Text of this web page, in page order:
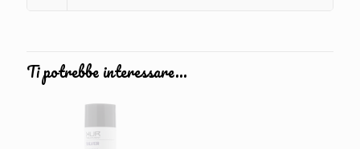
Ti potrebbe interessare…